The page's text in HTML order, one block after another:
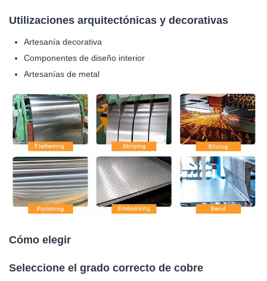
Utilizaciones arquitectónicas y decorativas
Artesanía decorativa
Componentes de diseño interior
Artesanías de metal
Cómo elegir
Seleccione el grado correcto de cobre